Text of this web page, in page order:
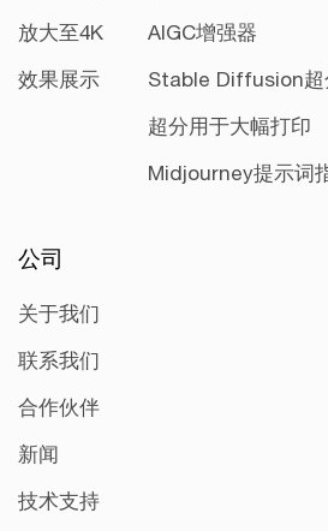
放大至4K
效果展示
AIGC增强器
Stable Diffusion超
超分用于大幅打印
Midjourney提示词
公司
关于我们
联系我们
合作伙伴
新闻
技术支持